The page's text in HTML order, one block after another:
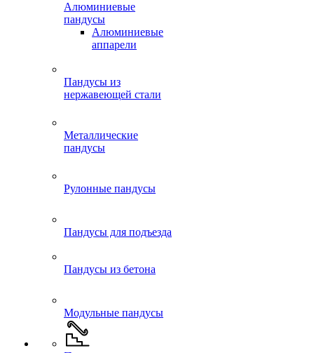
Алюминиевые
пандусы
Алюминиевые
аппарели
Пандусы из
нержавеющей стали
Металлические
пандусы
Рулонные пандусы
Пандусы для подъезда
Пандусы из бетона
Модульные пандусы